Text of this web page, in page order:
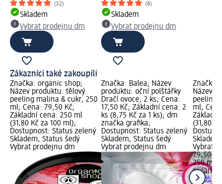
(32)
Skladem
Vybrat prodejnu dm
(8)
Skladem
Vybrat prodejnu dm
Zákazníci také zakoupili
Značka: organic shop;
Název produktu: tělový
peeling malina & cukr, 250
ml; Cena: 79,50 Kč;
Základní cena: 250 ml
(31,80 Kč za 100 ml);
Dostupnost: Status zelený
Skladem, Status šedý
Vybrat prodejnu dm
Značka: Balea; Název
produktu: oční polštářky
Dračí ovoce, 2 ks; Cena:
17,50 Kč; Základní cena: 2
ks (8,75 Kč za 1 ks); dm
značka grafika;
Dostupnost: Status zelený
Skladem, Status šedý
Vybrat prodejnu dm
Značka:
Název
peeling
ml;
(31,80
Vybrat
79,50 Kč
250 ml
organic
kokos